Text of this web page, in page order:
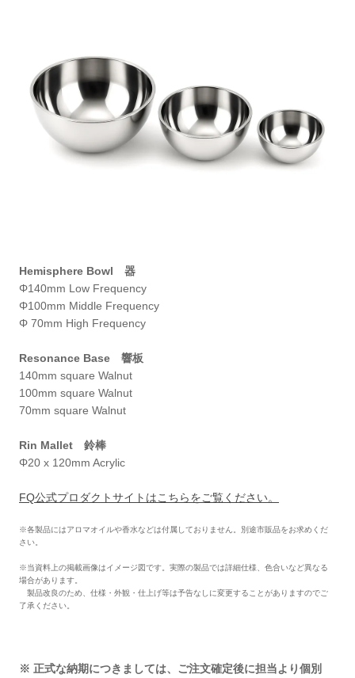
Hemisphere Bowl 器
Φ140mm Low Frequency
Φ100mm Middle Frequency
Φ 70mm High Frequency
Resonance Base 響板
140mm square Walnut
100mm square Walnut
70mm square Walnut
Rin Mallet 鈴棒
Φ20 x 120mm Acrylic
FQ公式プロダクトサイトはこちらをご覧ください。
※各製品にはアロマオイルや⾹⽔などは付属しておりません。別途市販品をお求めくだ
さい。
※当資料上の掲載画像はイメージ図です。実際の製品では詳細仕様、⾊合いなど異なる
場合があります。
製品改良のため、仕様・外観・仕上げ等は予告なしに変更することがありますのでご
了承ください。
※ 正式な納期につきましては、ご注文確定後に担当より個別